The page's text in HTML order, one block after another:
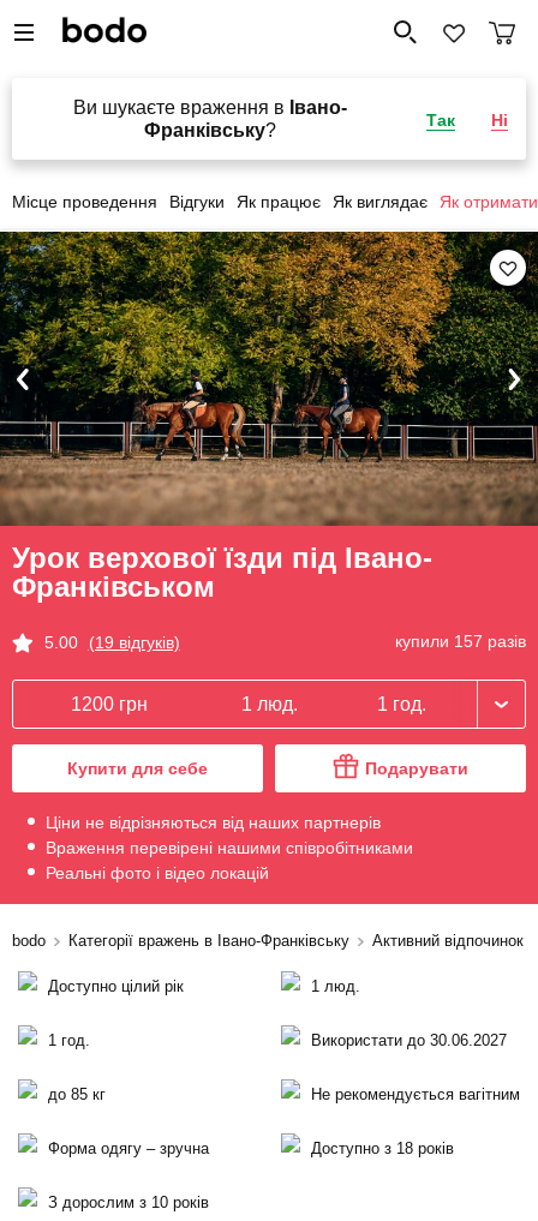
Ви шукаєте враження в Івано-
Франківську?
Так Ні
Місце проведення Відгуки Як працює Як виглядає Як отримати
Урок верхової їзди під Івано-
Франківськом
5.00 (19 відгуків) купили 157 разів
1200 грн 1 люд. 1 год.
Купити для себе Подарувати
Ціни не відрізняються від наших партнерів
Враження перевірені нашими співробітниками
Реальні фото і відео локацій
bodo Категорії вражень в Івано-Франківську Активний відпочинок
Доступно цілий рік 1 люд.
1 год. Використати до 30.06.2027
до 85 кг Не рекомендується вагітним
Форма одягу – зручна Доступно з 18 років
З дорослим з 10 років